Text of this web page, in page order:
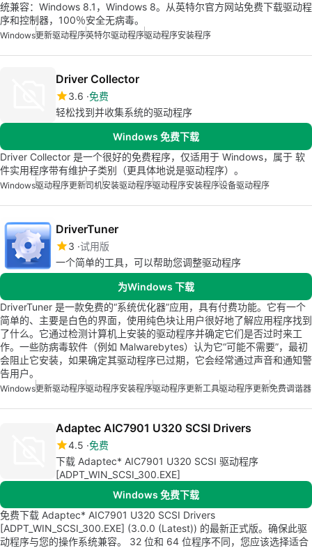
统兼容：Windows 8.1，Windows 8。从英特尔官方网站免费下载驱动程
序和控制器，100％安全无病毒。
Windows更新驱动程序英特尔驱动程序驱动程序安装程序
Driver Collector
3.6 免费
轻松找到并收集系统的驱动程序
Windows 免费下载
Driver Collector 是一个很好的免费程序，仅适用于 Windows，属于 软
件实用程序带有维护子类别（更具体地说是驱动程序）。
Windows驱动程序更新司机安装驱动程序驱动程序安装程序设备驱动程序
DriverTuner
3 试用版
一个简单的工具，可以帮助您调整驱动程序
为Windows 下载
DriverTuner 是一款免费的“系统优化器”应用，具有付费功能。它有一个
简单的、主要是白色的界面，使用纯色块让用户很好地了解应用程序找到
了什么。它通过检测计算机上安装的驱动程序并确定它们是否过时来工
作。一些防病毒软件（例如 Malwarebytes）认为它“可能不需要”，最初
会阻止它安装，如果确定其驱动程序已过期，它会经常通过声音和通知警
告用户。
Windows更新驱动程序驱动程序安装程序驱动程序更新工具驱动程序更新免费调谐器
Adaptec AIC7901 U320 SCSI Drivers
4.5 免费
下载 Adaptec* AIC7901 U320 SCSI 驱动程序
[ADPT_WIN_SCSI_300.EXE]
Windows 免费下载
免费下载 Adaptec* AIC7901 U320 SCSI Drivers
[ADPT_WIN_SCSI_300.EXE] (3.0.0 (Latest)) 的最新正式版。确保此驱
动程序与您的操作系统兼容。 32 位和 64 位程序不同，您应该选择适合